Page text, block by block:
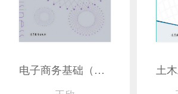
电子商务基础（第三版）